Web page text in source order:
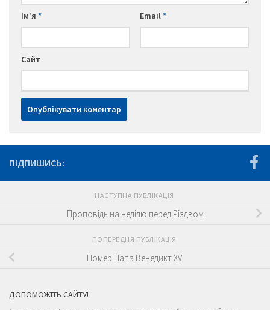
Ім'я * Email*
Сайт
ПІДПИШИСЬ:
НАСТУПНА ПУБЛІКАЦІЯ
Проповідь на неділю перед Різдвом
ПОПЕРЕДНЯ ПУБЛІКАЦІЯ
Помер Папа Венедикт XVI
ДОПОМОЖІТЬ САЙТУ!